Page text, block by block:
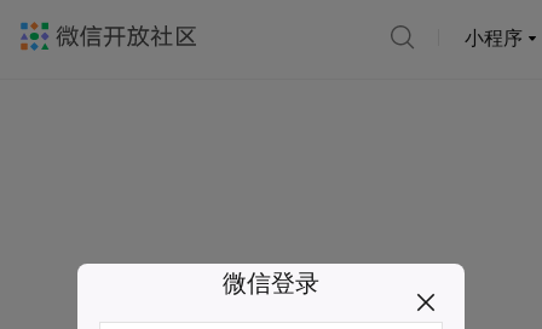
小程序
微信登录